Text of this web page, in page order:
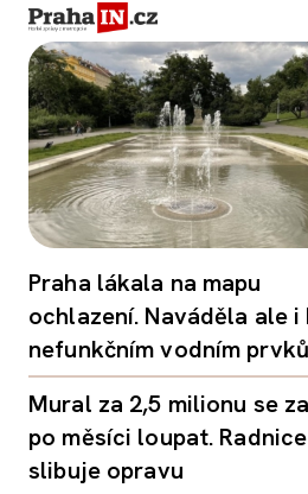
Praha lákala na mapu
ochlazení. Naváděla ale i
nefunkčním vodním
Mural za 2,5 milionu se
po měsíci loupat. Radnice
slibuje opravu